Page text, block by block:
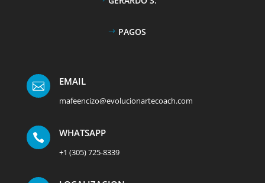
PAGOS
 EMAIL
mafeencizo@evolucionartecoach.com
 WHATSAPP
+1 (305) 725-8339